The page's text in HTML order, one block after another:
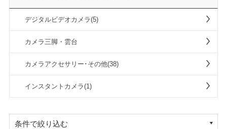
デジタルビデオカメラ(5)
カメラ三脚・雲台
カメラアクセサリー･その他(38)
インスタントカメラ(1)
条件で絞り込む